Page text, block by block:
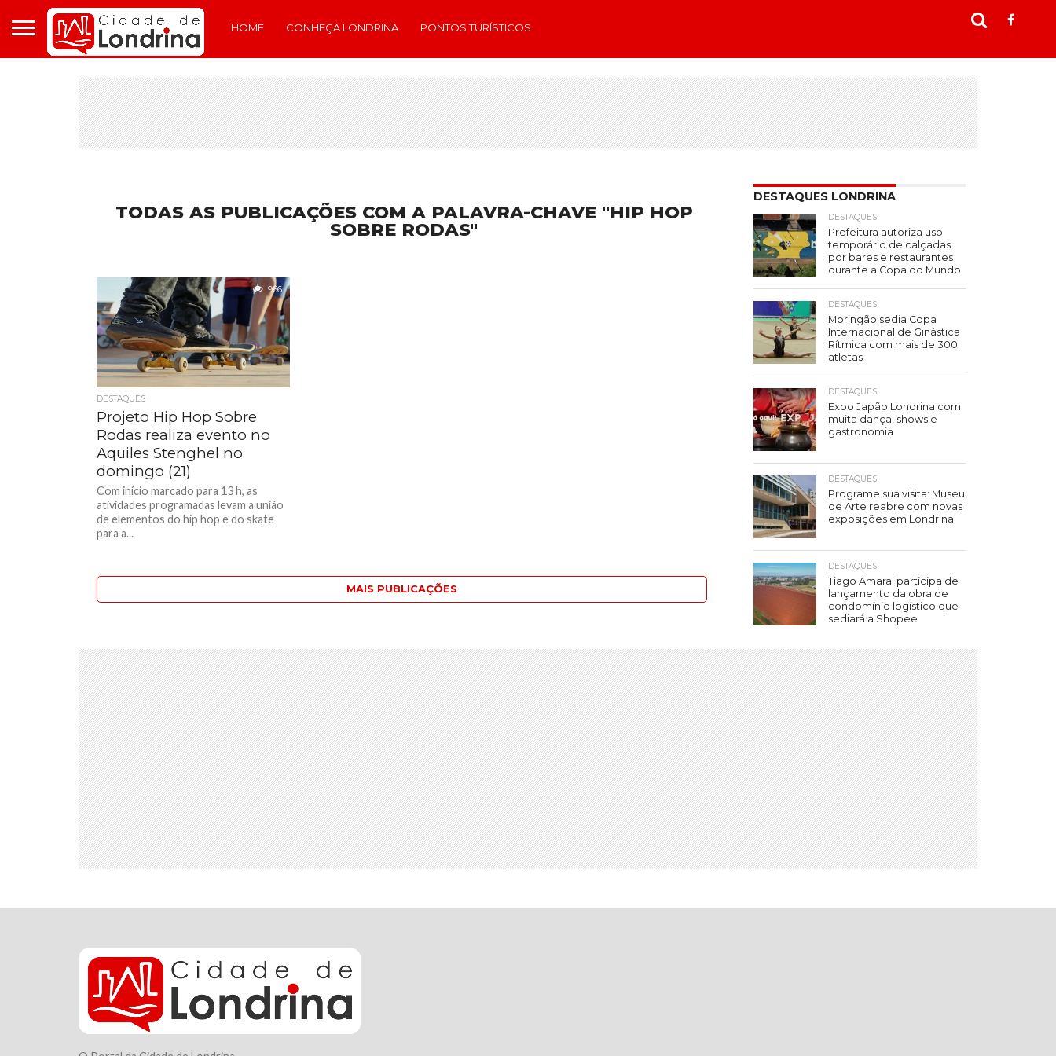
HOME CONHEÇA LONDRINA PONTOS TURÍSTICOS
TODAS AS PUBLICAÇÕES COM A PALAVRA-CHAVE "HIP HOP
SOBRE RODAS"
966
DESTAQUES
Projeto Hip Hop Sobre
Rodas realiza evento no
Aquiles Stenghel no
domingo (21)
Com início marcado para 13 h, as
atividades programadas levam a união
de elementos do hip hop e do skate
para a...
MAIS PUBLICAÇÕES
DESTAQUES LONDRINA
DESTAQUES
Prefeitura autoriza uso
temporário de calçadas
por bares e restaurantes
durante a Copa do Mundo
DESTAQUES
Moringão sedia Copa
Internacional de Ginástica
Rítmica com mais de 300
atletas
DESTAQUES
Expo Japão Londrina com
muita dança, shows e
gastronomia
DESTAQUES
Programe sua visita: Museu
de Arte reabre com novas
exposições em Londrina
DESTAQUES
Tiago Amaral participa de
lançamento da obra de
condomínio logístico que
sediará a Shopee